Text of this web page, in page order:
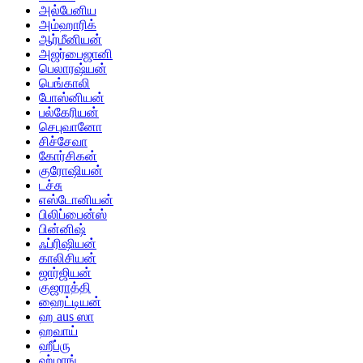
அல்பேனிய
அம்ஹாரிக்
ஆர்மீனியன்
அஜர்பைஜானி
பெலாரஷ்யன்
பெங்காலி
போஸ்னியன்
பல்கேரியன்
செபுவானோ
சிச்சேவா
கோர்சிகன்
குரோஷியன்
டச்சு
எஸ்டோனியன்
பிலிப்பைன்ஸ்
பின்னிஷ்
ஃப்ரிஷியன்
காலிசியன்
ஜார்ஜியன்
குஜராத்தி
ஹைட்டியன்
ஹ aus ஸா
ஹவாய்
ஹீப்ரு
ஹ்மாங்